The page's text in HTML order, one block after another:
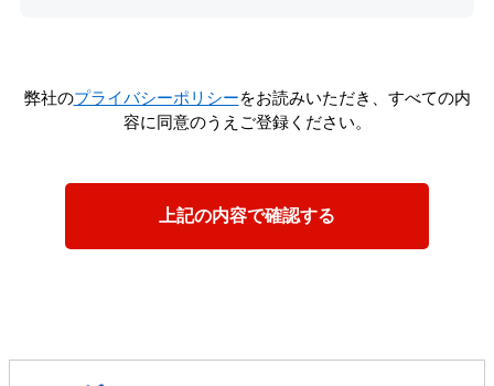
弊社のプライバシーポリシーをお読みいただき、すべての内
容に同意のうえご登録ください。